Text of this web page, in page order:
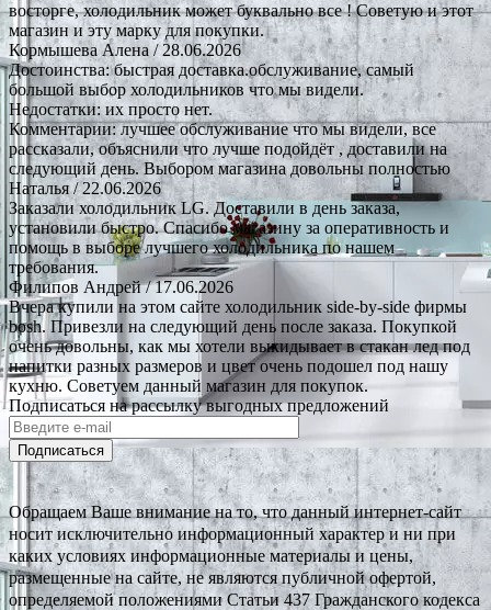
восторге, холодильник может буквально все ! Советую и этот
магазин и эту марку для покупки.
Кормышева Алена / 28.06.2026
Достоинства: быстрая доставка.обслуживание, самый
большой выбор холодильников что мы видели.
Недостатки: их просто нет.
Комментарии: лучшее обслуживание что мы видели, все
рассказали, объяснили что лучше подойдёт , доставили на
следующий день. Выбором магазина довольны полностью
Наталья/ 22.06.2026
Заказали холодильник LG. Доставили в день заказа,
установили быстро. Спасибо магазину за оперативность и
помощь в выборе лучшего холодильника по нашем
требования.
Филипов Андрей/ 17.06.2026
Вчера купили на этом сайте холодильник side-by-side фирмы
bosh. Привезли на следующий день после заказа. Покупкой
очень довольны, как мы хотели выкидывает в стакан лед под
напитки разных размеров и цвет очень подошел под нашу
кухню. Советуем данный магазин для покупок.
Подписаться на рассылку выгодных предложений
Подписаться
Обращаем Ваше внимание на то, что данный интернет-сайт
носит исключительно информационный характер и ни при
каких условиях информационные материалы и цены,
размещенные на сайте, не являются публичной офертой,
определяемой положениями Статьи 437 Гражданского кодекса